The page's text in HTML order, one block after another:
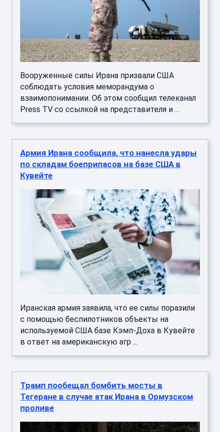
Вооруженные силы Ирана призвали США
соблюдать условия меморандума о
взаимопонимании. Об этом сообщил телеканал
Press TV со ссылкой на представителя и ...
Армия Ирана сообщила, что нанесла удары
по складам боеприпасов на базе США в
Кувейте
Иранская армия заявила, что ее силы поразили
с помощью беспилотников объекты на
используемой США базе Кэмп-Доха в Кувейте
в ответ на американскую агр ...
Трамп пообещал бомбить мосты в
Тегеране в случае атак Ирана в Ормузском
проливе